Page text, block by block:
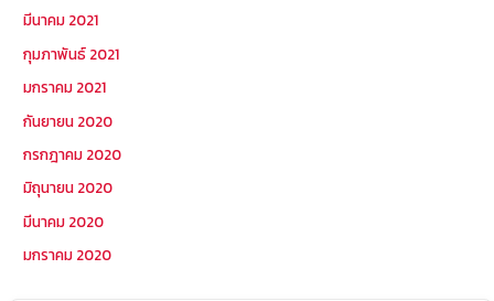
มีนาคม 2021
กุมภาพันธ์ 2021
มกราคม 2021
กันยายน 2020
กรกฎาคม 2020
มิถุนายน 2020
มีนาคม 2020
มกราคม 2020